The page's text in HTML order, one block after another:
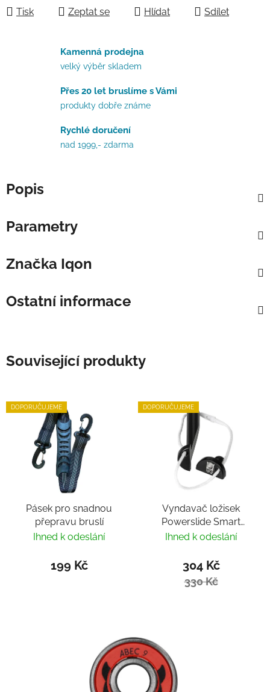
Tisk Zeptat se Hlídat Sdílet
Kamenná prodejna
velký výběr skladem
Přes 20 let bruslíme s Vámi
produkty dobře známe
Rychlé doručení
nad 1999,- zdarma
Popis
Parametry
Značka Iqon
Ostatní informace
Související produkty
DOPORUČUJEME
Pásek pro snadnou
přepravu bruslí
Ihned k odeslání
199 Kč
DOPORUČUJEME
Vyndavač ložisek
Powerslide Smart
Bearing Remover by
Ihned k odeslání
304 Kč
330 Kč